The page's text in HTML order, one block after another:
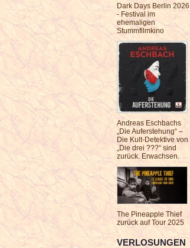
Dark Days Berlin 2026
- Festival im
ehemaligen
Stummfilmkino
Andreas Eschbachs
„Die Auferstehung“ –
Die Kult-Detektive von
„Die drei ???“ sind
zurück. Erwachsen.
The Pineapple Thief
zurück auf Tour 2025
VERLOSUNGEN